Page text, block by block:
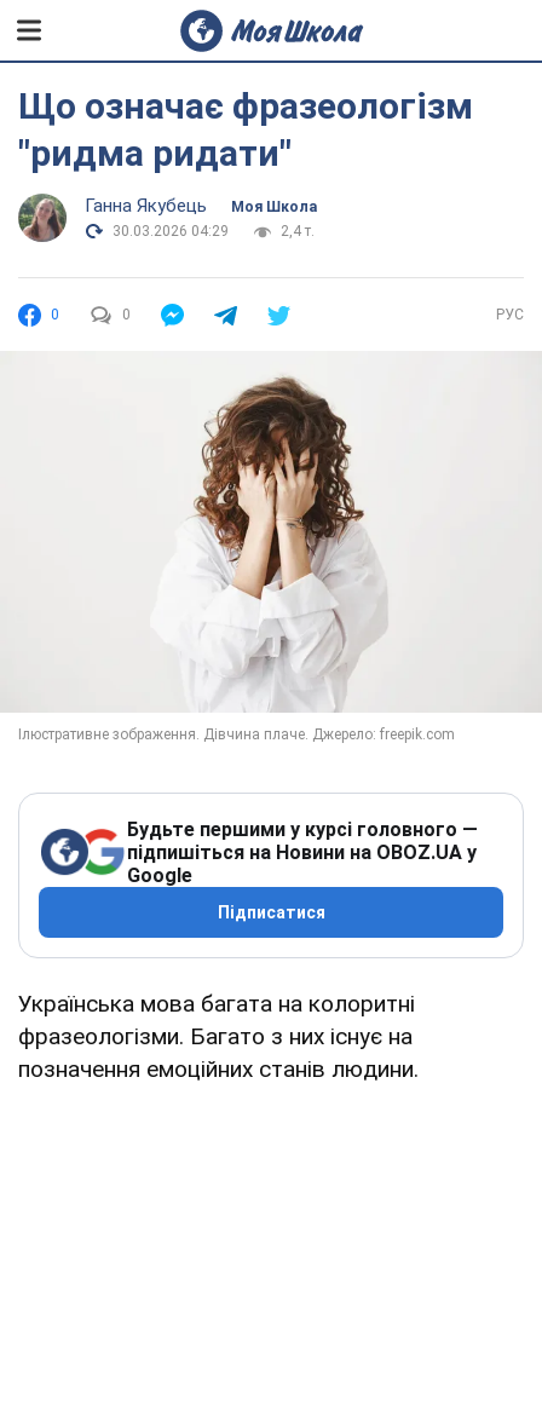
Що означає фразеологізм
"ридма ридати"
Ганна Якубець
Моя Школа
30.03.2026 04:29
2,4 т.
0 0 РУС
Будьте першими у курсі головного —
підпишіться на Новини на OBOZ.UA у
Google
Підписатися
Українська мова багата на колоритні
фразеологізми. Багато з них існує на
позначення емоційних станів людини.